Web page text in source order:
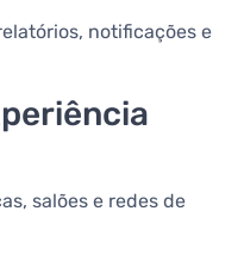
notificações e
salões e redes de